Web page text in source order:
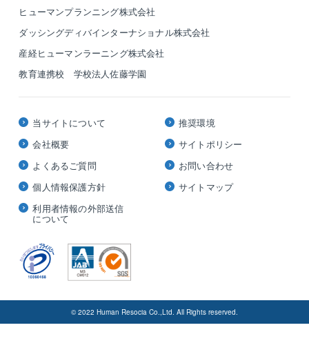
ヒューマンプランニング株式会社
ダッシングディバインターナショナル株式会社
産経ヒューマンラーニング株式会社
教育連携校 学校法人佐藤学園
当サイトについて
会社概要
よくあるご質問
個人情報保護方針
利用者情報の外部送信
について
推奨環境
サイトポリシー
お問い合わせ
サイトマップ
© 2022 Human Resocia Co.,Ltd. All Rights reserved.